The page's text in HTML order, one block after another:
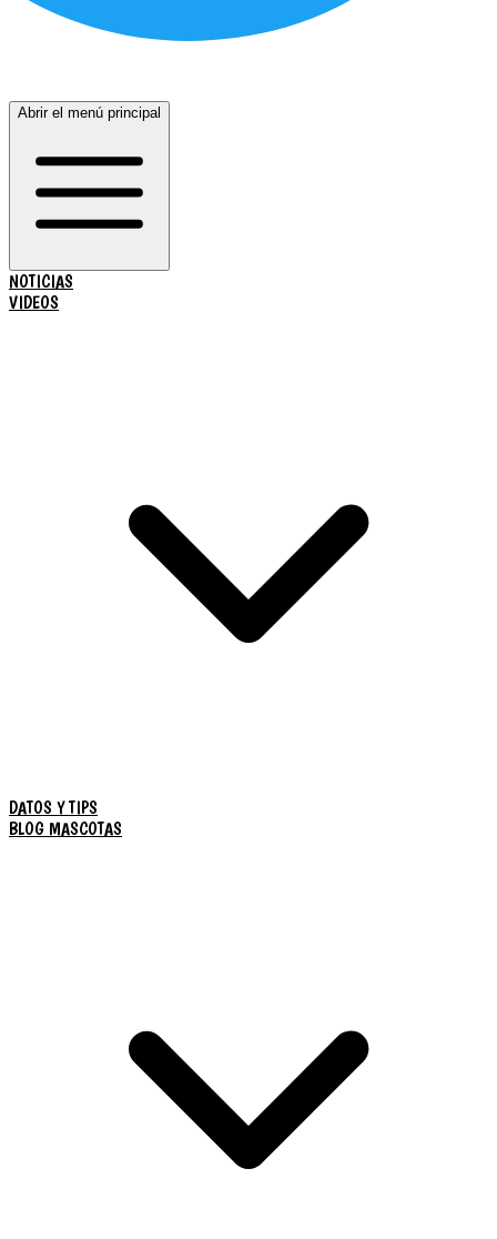
Abrir el menú principal
NOTICIAS
VIDEOS
DATOS Y TIPS
BLOG MASCOTAS